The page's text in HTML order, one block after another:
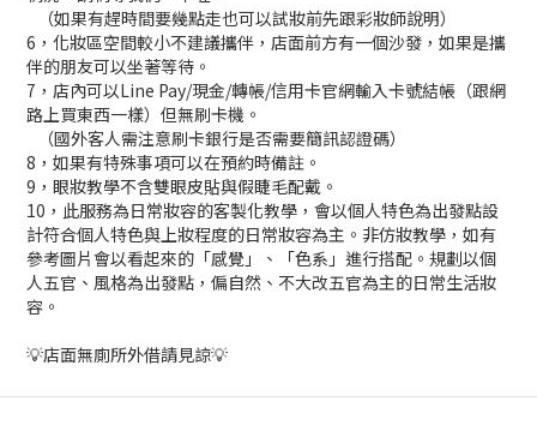
（如果有趕時間要幾點走也可以試妝前先跟彩妝師說明）
6，化妝區空間較小不建議攜伴，店面前方有一個沙發，如果是攜
伴的朋友可以坐著等待。
7，店內可以Line Pay/現金/轉帳/信用卡官網輸入卡號結帳（跟網
路上買東西一樣）但無刷卡機。
（國外客人需注意刷卡銀行是否需要簡訊認證碼）
8，如果有特殊事項可以在預約時備註。
9，眼妝教學不含雙眼皮貼與假睫毛配戴。
10，此服務為日常妝容的客製化教學，會以個人特色為出發點設
計符合個人特色與上妝程度的日常妝容為主。非仿妝教學，如有
參考圖片會以看起來的「感覺」、「色系」進行搭配。規劃以個
人五官、風格為出發點，偏自然、不大改五官為主的日常生活妝
容。
💡店面無廁所外借請見諒💡